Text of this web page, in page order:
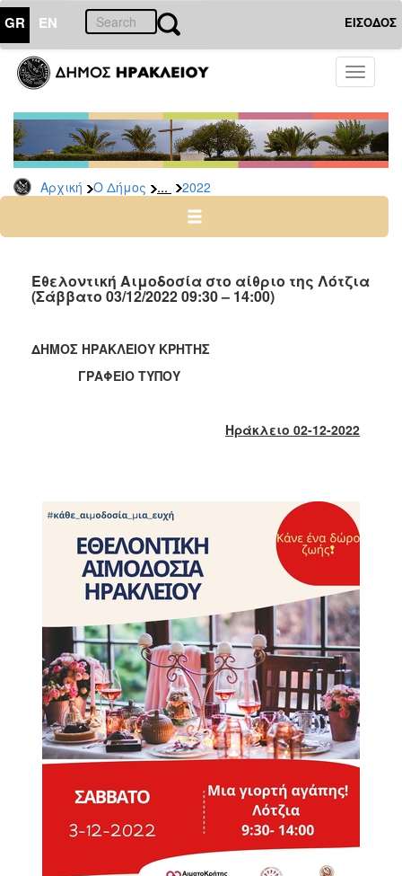
GR EN ΕΙΣΟΔΟΣ
Toggle
Αρχική Ο Δήμος ... 2022
ΔΗΜΟΣ
Δελτία
Τύπου
Αρχείο
2026
2024
2022
2020
2019
2013
2012
2011
2010
ΤΟΠΟΣ
Εθελοντική Αιμοδοσία στο αίθριο της Λότζια
(Σάββατο 03/12/2022 09:30 – 14:00)
ΔΗΜΟΣ ΗΡΑΚΛΕΙΟΥ ΚΡΗΤΗΣ
ΓΡΑΦΕΙΟ ΤΥΠΟΥ
Ηράκλειο 02-12-2022